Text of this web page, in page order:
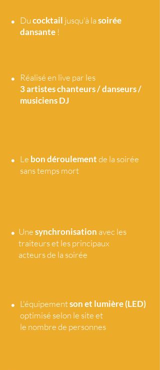
• Ducocktail jusqu'à lasoirée
dansante !
•
Réalisé en live par les
3 artisteschanteurs / danseurs /
musiciens DJ
• Le bon déroulementde la soirée
sans temps mort
• Unesynchronisation avec les
traiteurs et les principaux
acteurs de la soirée
• L'équipementson et lumière (LED)
optimisé selon le site et
le nombre de personnes